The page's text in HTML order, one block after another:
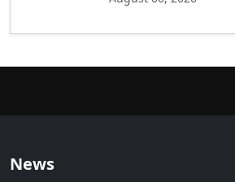
News